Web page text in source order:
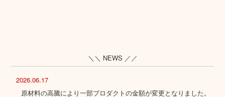
＼＼ NEWS ／／
2026.06.17
原材料の高騰により一部プロダクトの金額が変更となりました。